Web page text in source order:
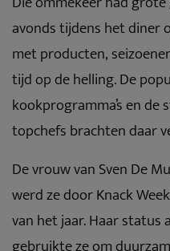
avonds tijdens het diner
met producten,
tijd op de helling. De
kookprogramma’s en
topchefs brachten daar
De vrouw van Sven De
werd ze door Knack
van het jaar. Haar status